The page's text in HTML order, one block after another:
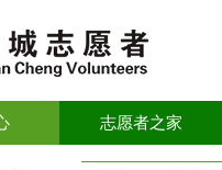
志愿者之家